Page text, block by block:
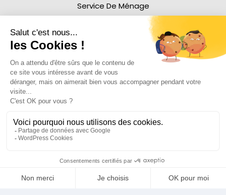
Service De Ménage
Blog
Histoire
Nous Rejoindre
Emplacement